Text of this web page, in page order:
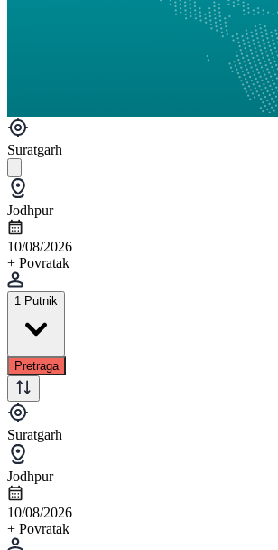
Suratgarh
Jodhpur
10/08/2026
+ Povratak
1 Putnik
Pretraga
Suratgarh
Jodhpur
10/08/2026
+ Povratak